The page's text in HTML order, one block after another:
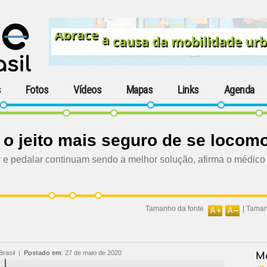
Fotos Vídeos Mapas Links Agenda
jeito mais seguro de se
pedalar continuam sendo a melhor solução, afirma o
Tamanho da fonte
| Postado em: 27 de maio de 2020